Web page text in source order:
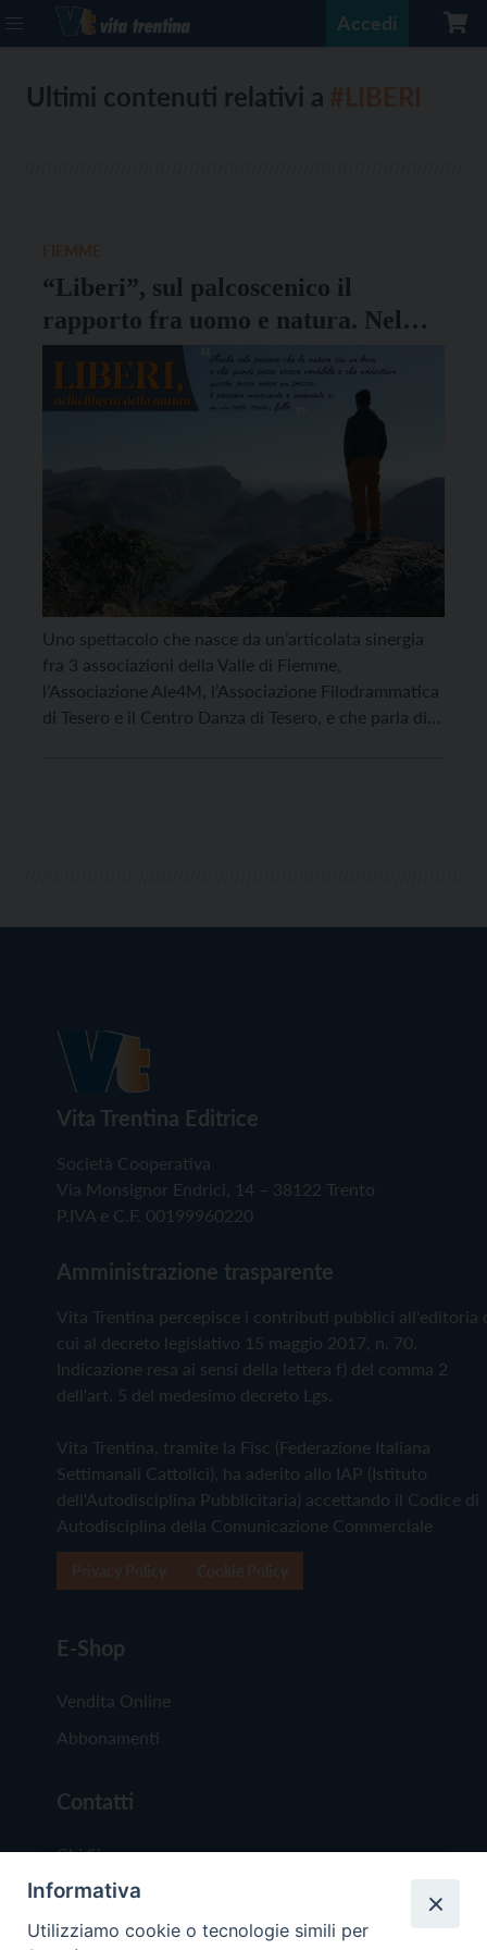
Accedi
Ultimi contenuti relativi a
“Liberi”, sul palcoscenico il
rapporto fra uomo e natura. Nel
ricordo di Alessandro Conti
Uno spettacolo che nasce da un’articolata sinergia
fra 3 associazioni della Valle di Fiemme,
l’Associazione Ale4M, l’Associazione Filodrammatica
di Tesero e il Centro Danza di Tesero, e che parla di
Vita Trentina Editrice
Società Cooperativa
Via Monsignor Endrici, 14 – 38122 Trento
P.IVA e C.F. 00199960220
Amministrazione trasparente
Vita Trentina percepisce i contributi pubblici all'editoria
cui al decreto legislativo 15 maggio 2017, n. 70.
Indicazione resa ai sensi della lettera f) del comma 2
dell'art. 5 del medesimo decreto Lgs.
Vita Trentina, tramite la Fisc (Federazione Italiana
Settimanali Cattolici), ha aderito allo IAP (Istituto
dell'Autodisciplina Pubblicitaria) accettando il Codice di
Autodisciplina della Comunicazione Commerciale
E-Shop
Vendita Online
Abbonamenti
Contatti
Chi Siamo
Redazione
Scrivici
Informativa
Utilizziamo cookie o tecnologie simili per